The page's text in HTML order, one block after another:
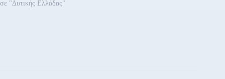
σε "Δυτικής Ελλάδας"